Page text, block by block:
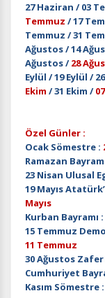
27 Haziran / 03
Temmuz / 17
Temmuz / 31
Ağustos / 14
Ağustos /28
Eylül / 19 Eylül /
Ekim / 31 Ekim /
Özel Günler :
Ocak Sömestre :
Ramazan
23 Nisan Ulusal
19 Mayıs
Mayıs
Kurban Bayramı :
15 Temmuz
11 Temmuz
30 Ağustos Zafer
Cumhuriyet
Kasım Sömestre :